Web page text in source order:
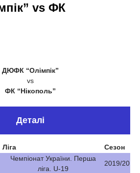
vs ФК
ДЮФК “Олімпік”
vs
ФК “Нікополь”
Деталі
Ліга
Сезон
Чемпіонат України. Перша
ліга. U-19
2019/20